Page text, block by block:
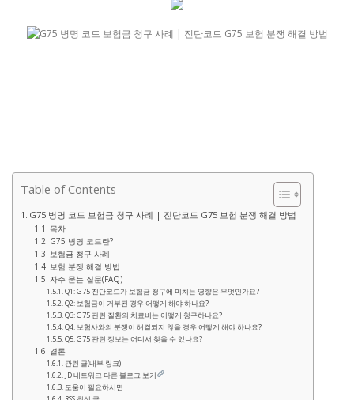
Table of Contents
G75 병명 코드 보험금 청구 사례 | 진단코드 G75 보험 분쟁 해결 방법
목차
G75 병명 코드란?
보험금 청구 사례
보험 분쟁 해결 방법
자주 묻는 질문(FAQ)
Q1: G75 진단코드가 보험금 청구에 미치는 영향은 무엇인가요?
Q2: 보험금이 거부된 경우 어떻게 해야 하나요?
Q3: G75 관련 질환의 치료비는 어떻게 청구하나요?
Q4: 보험사와의 분쟁이 해결되지 않을 경우 어떻게 해야 하나요?
Q5: G75 관련 정보는 어디서 찾을 수 있나요?
결론
관련 글(내부 링크)
JD 네트워크 다른 블로그 보기
도움이 필요하시면